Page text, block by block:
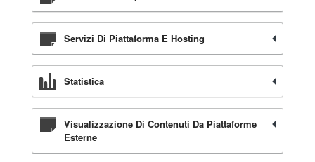
Servizi Di Piattaforma E Hosting
Statistica
Visualizzazione Di Contenuti Da Piattaforme
Esterne